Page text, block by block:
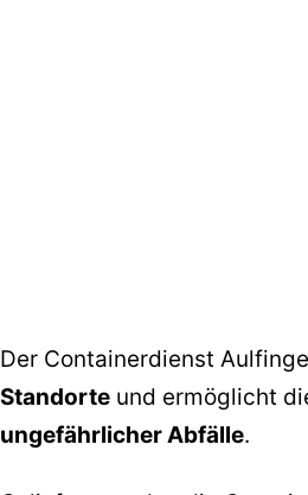
Der Containerdienst
Standorte und ermöglicht
ungefährlicher Abfälle.